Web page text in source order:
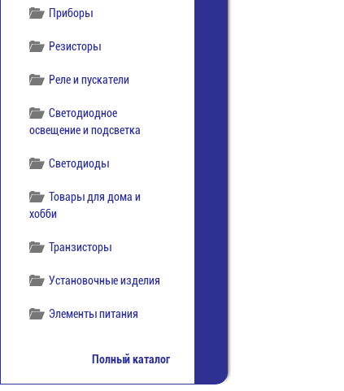
Приборы
Резисторы
Реле и пускатели
Светодиодное
освещение и подсветка
Светодиоды
Товары для дома и
хобби
Транзисторы
Установочные изделия
Элементы питания
Полный каталог